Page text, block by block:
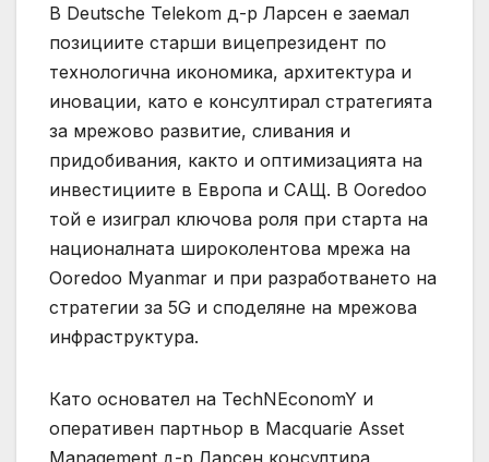
В Deutsche Telekom д-р Ларсен е заемал
позициите старши вицепрезидент по
технологична икономика, архитектура и
иновации, като е консултирал стратегията
за мрежово развитие, сливания и
придобивания, както и оптимизацията на
инвестициите в Европа и САЩ. В Ooredoo
той е изиграл ключова роля при старта на
националната широколентова мрежа на
Ooredoo Myanmar и при разработването на
стратегии за 5G и споделяне на мрежова
инфраструктура.
Като основател на TechNEconomY и
оперативен партньор в Macquarie Asset
Management д-р Ларсен консултира